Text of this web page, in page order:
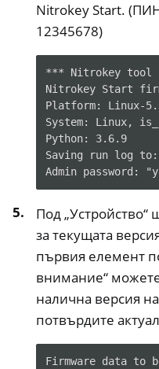
Nitrokey Start.
12345678)
*** Nitrokey tool
Nitrokey Start
Platform: Linux-
System: Linux,
Python: 3.6.9
Saving run log
Admin password:
Под
за текущата
първия елемент
внимание“
налична версия
потвърдите
Firmware data to